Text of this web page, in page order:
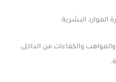
الموارد البشرية.
والكفاءات من الداخل،